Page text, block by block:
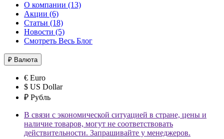
О компании (13)
Акции (6)
Статьи (18)
Новости (5)
Смотреть Весь Блог
₽ Валюта
€ Euro
$ US Dollar
₽ Рубль
В связи с экономической ситуацией в стране, цены и
наличие товаров, могут не соответствовать
действительности. Запрашивайте у менеджеров.